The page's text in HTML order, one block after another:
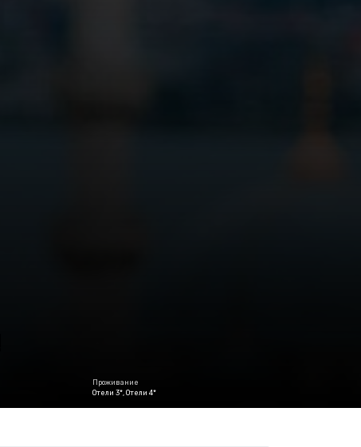
Проживание
Отели 3*, Отели 4*